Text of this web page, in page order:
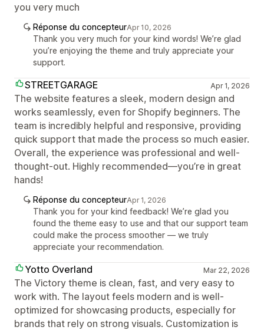
you very much
Réponse du concepteurApr 10, 2026
Thank you very much for your kind words! We’re glad
you’re enjoying the theme and truly appreciate your
support.
STREETGARAGE Apr 1, 2026
The website features a sleek, modern design and
works seamlessly, even for Shopify beginners. The
team is incredibly helpful and responsive, providing
quick support that made the process so much easier.
Overall, the experience was professional and well-
thought-out. Highly recommended—you’re in great
hands!
Réponse du concepteurApr 1, 2026
Thank you for your kind feedback! We’re glad you
found the theme easy to use and that our support team
could make the process smoother — we truly
appreciate your recommendation.
Yotto Overland Mar 22, 2026
The Victory theme is clean, fast, and very easy to
work with. The layout feels modern and is well-
optimized for showcasing products, especially for
brands that rely on strong visuals. Customization is